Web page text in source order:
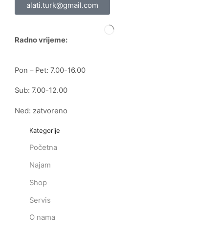
alati.turk@gmail.com
Radno vrijeme:
Pon – Pet: 7.00-16.00
Sub: 7.00-12.00
Ned: zatvoreno
Kategorije
Početna
Najam
Shop
Servis
O nama